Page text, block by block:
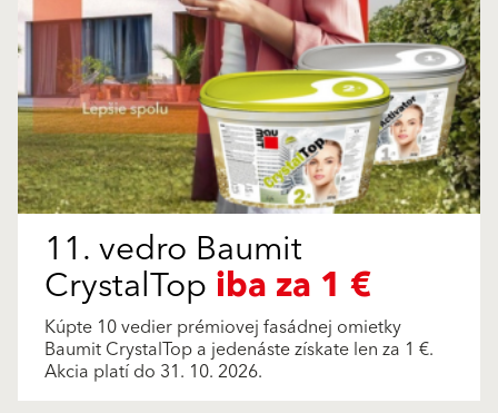
11. vedro Baumit
CrystalTopiba za 1 €
Kúpte 10 vedier prémiovej fasádnej omietky
Baumit CrystalTop a jedenáste získate len za 1 €.
Akcia platí do 31. 10. 2026.